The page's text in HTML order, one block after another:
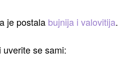
je postala bujnija i valovitija.
se sami: